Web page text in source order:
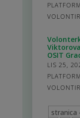
OSIT
LIS 25,
stranica